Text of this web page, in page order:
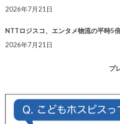
2026年7月21日
NTTロジスコ、エンタメ物流の平時5
2026年7月21日
プ